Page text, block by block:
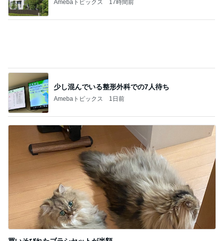
買いそびれたブラシセットが半額
Amebaトピックス
記事を読む
8月までに決まる結婚に関する話
Amebaトピックス 1日前
気になるニオイ問題
Amebaトピックス 23時間前